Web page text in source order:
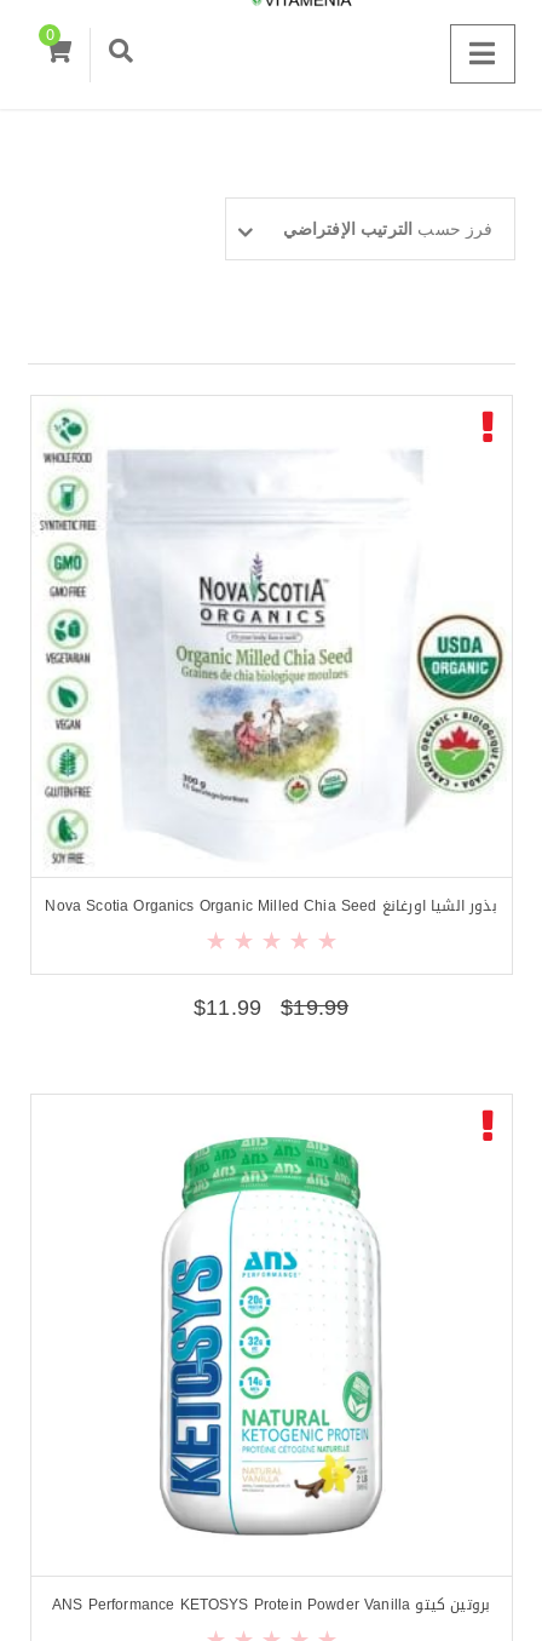
0
فرز حسب الترتيب الإفتراضي
بذور الشيا اورغانغ Nova Scotia Organics Organic Milled Chia Seed
$19.99
$11.99
بروتين كيتو ANS Performance KETOSYS Protein Powder Vanilla